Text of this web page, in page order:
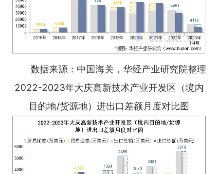
数据来源：中国海关，华经产业研究院整理
2022-2023年大庆高新技术产业开发区（境内
目的地/货源地）进出口差额月度对比图